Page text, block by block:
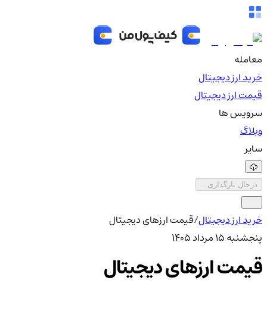
معامله
خرید ارز دیجیتال
قیمت ارز دیجیتال
سرویس ها
وبلاگ
سایر
درحال بارگذاری...
خرید ارز دیجیتال/قیمت ارزهای دیجیتال
پنجشنبه ۱۵ مرداد ۱۴۰۵
قیمت ارزهای دیجیتال